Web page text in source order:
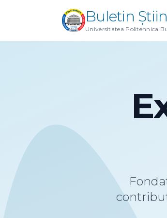
Buletin
Universitatea Politehnica